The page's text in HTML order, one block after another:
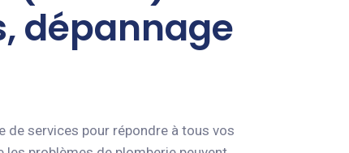
dépannage
de services pour répondre à tous vos